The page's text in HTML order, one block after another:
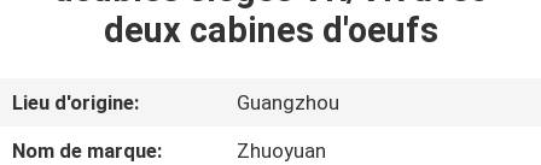
PRODUITS
VR
SHOW
deux cabines d'oeufs
Lieu d'origine:
Guangzhou
Nom de marque:
Zhuoyuan